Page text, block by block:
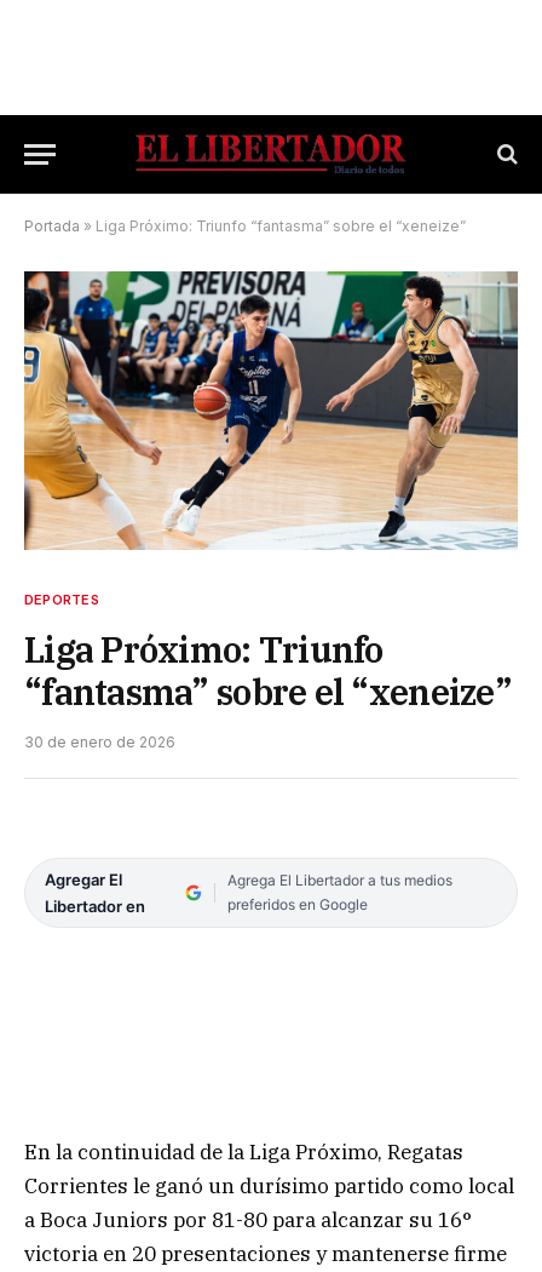
Portada » Liga Próximo: Triunfo “fantasma” sobre el “xeneize”
DEPORTES
Liga Próximo: Triunfo
“fantasma” sobre el “xeneize”
30 de enero de 2026
Agregar El
Libertador en
Agrega El Libertador a tus medios
preferidos en Google
En la continuidad de la Liga Próximo, Regatas
Corrientes le ganó un durísimo partido como local
a Boca Juniors por 81-80 para alcanzar su 16°
victoria en 20 presentaciones y mantenerse firme